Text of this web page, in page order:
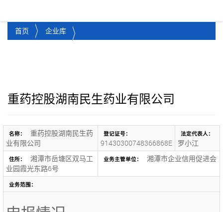
首页 企业库
重药控股湖南民生药业有限公司
名称：
重药控股湖南民生药
业有限公司
登记证号：
91430300748366868E
法定代表人：
罗小江
住所：
湘潭市岳塘区双马工
业园霞光东路6号
业务主管单位： 湘潭市企业信用促进会
业务范围：